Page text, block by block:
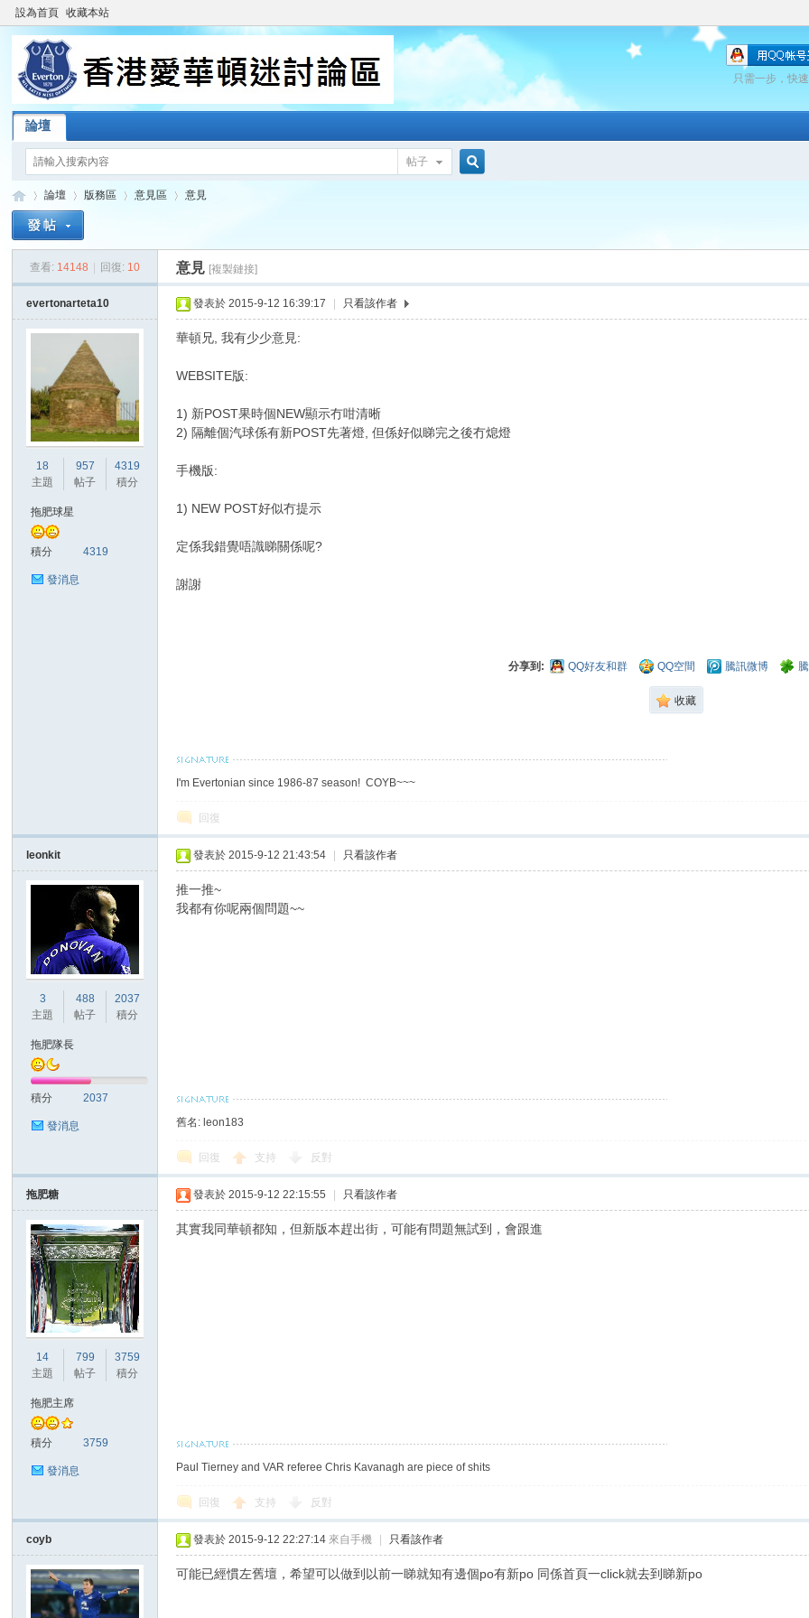
設為首頁 收藏本站
只需一步，快
論壇
帖子
迷
»
論壇
›
版務區
›
意見區 意見
查看: 14148 回復: 10 意見 [複製鏈接]
evertonarteta10
18
主題
957
帖子
4319
積分
拖肥球星
積分 4319
發消息
發表於 2015-9-12 16:39:17 只看該作者
華頓兄, 我有少少意見:
WEBSITE版:
1) 新POST果時個NEW顯示冇咁清晰
2) 隔離個汽球係有新POST先著燈, 但係好似睇完之後冇熄燈
手機版:
1) NEW POST好似冇提示
定係我錯覺唔識睇關係呢?
謝謝
分享到: QQ好友和群 QQ空間 騰訊微博
收藏
I'm Evertonian since 1986-87 season! COYB~~~
回復
leonkit
3
主題
488
帖子
2037
積分
拖肥隊長
積分 2037
發消息
發表於 2015-9-12 21:43:54 只看該作者
推一推~
我都有你呢兩個問題~~
舊名: leon183
回復 支持 反對
拖肥糖
14
主題
799
帖子
3759
積分
拖肥主席
積分 3759
發消息
發表於 2015-9-12 22:15:55 只看該作者
其實我同華頓都知，但新版本趕出街，可能有問題無試到，會跟進
Paul Tierney and VAR referee Chris Kavanagh are piece of shits
回復 支持 反對
coyb 發表於 2015-9-12 22:27:14 來自手機 只看該作者
可能已經慣左舊壇，希望可以做到以前一睇就知有邊個po有新po 同係首頁一click就去到睇新po